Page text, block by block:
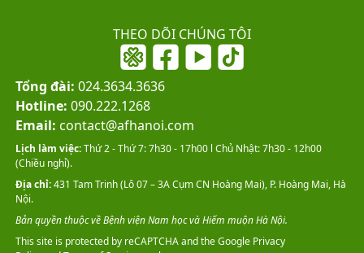
THEO DÕI CHÚNG TÔI
Tổng đài: 024.3634.3636
Hotline: 090.222.1268
Email: contact@afhanoi.com
This site is protected by reCAPTCHA and the GooglePrivacy
Lịch làm việc:Thứ 2 - Thứ 7: 7h30 - 17h00 l Chủ Nhật: 7h30 - 12h00
(Chiều nghỉ).
Địa chỉ:431 Tam Trinh (Lô 07 – 3A Cụm CN Hoàng Mai), P. Hoàng Mai, Hà
Nội.
Bản quyền thuộc về Bệnh viện Nam học và Hiếm muộn Hà Nội.